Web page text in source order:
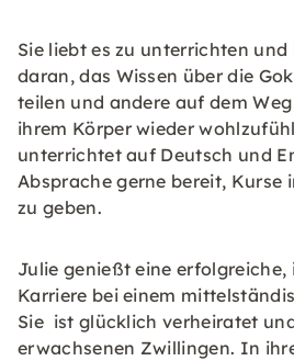
Sie liebt es zu unterrichten
daran, das Wissen über die
teilen und andere auf dem
ihrem Körper wieder
unterrichtet auf Deutsch und
Absprache gerne bereit, Kurse
zu geben.
Julie genießt eine
Karriere bei einem
Sie ist glücklich verheiratet
erwachsenen Zwillingen. In